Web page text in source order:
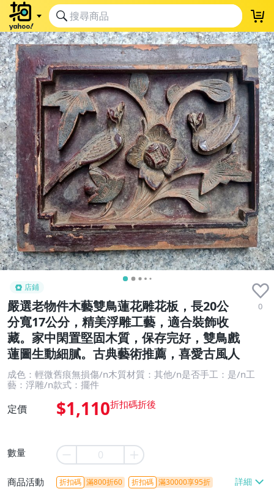
店鋪
嚴選老物件木藝雙鳥蓮花雕花板，長20公
分寬17公分，精美浮雕工藝，適合裝飾收
藏。家中閑置堅固木質，保存完好，雙鳥戲
蓮圖生動細膩。古典藝術推薦，喜愛古風人
0
成色：輕微舊痕無損傷/n木質材質：其他/n是否手工：是/n工
藝：浮雕/n款式：擺件
定價 $1,110
數量
商品活動 折扣碼 滿800折60 折扣碼 滿30000享95折